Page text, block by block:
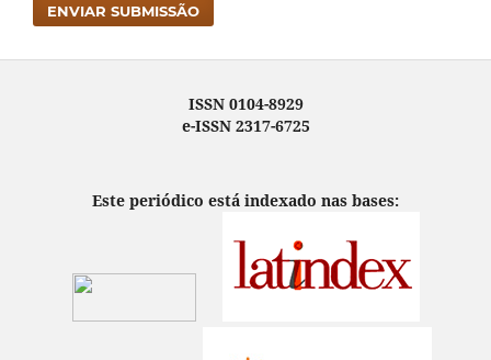
ENVIAR SUBMISSÃO
ISSN 0104-8929
e-ISSN 2317-6725
Este periódico está indexado nas bases: